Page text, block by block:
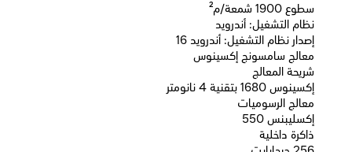
سطوع 1900 شمعة/م²
نظام التشغيل: أندرويد
إصدار نظام التشغيل: أندرويد 16
معالج سامسونج إكسينوس
شريحة المعالج
إكسينوس 1680 بتقنية 4 نانومتر
معالج الرسوميات
إكسليبنس 550
ذاكرة داخلية